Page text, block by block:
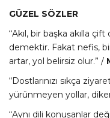
GÜZEL SÖZLER
“Akıl, bir başka akılla
demektir. Fakat nefis,
artar, yol belirsiz olur.” /
“Dostlarınızı sıkça
yürünmeyen yollar,
“Aynı dili konuşanlar